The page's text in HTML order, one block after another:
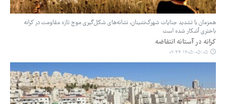
همزمان با تشدید جنایات شهرک‌نشینان، نشانه‌های شکل‌گیری موج تازه مقاومت در کرانه
باختری آشکار شده است
کرانه در آستانه انتفاضه
۱۴۰۵-۰۵-۰۵ ۰۲:۴۴